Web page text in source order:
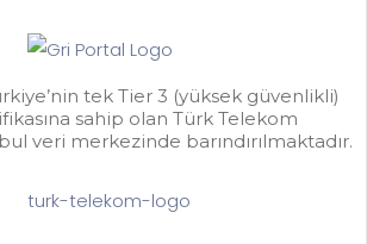
tek Tier 3 (yüksek güvenlikli)
sahip olan Türk Telekom
veri merkezinde barındırılmaktadır.